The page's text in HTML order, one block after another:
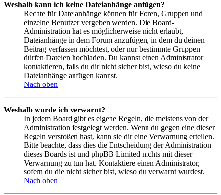
Weshalb kann ich keine Dateianhänge anfügen?
Rechte für Dateianhänge können für Foren, Gruppen und
einzelne Benutzer vergeben werden. Die Board-
Administration hat es möglicherweise nicht erlaubt,
Dateianhänge in dem Forum anzufügen, in dem du deinen
Beitrag verfassen möchtest, oder nur bestimmte Gruppen
dürfen Dateien hochladen. Du kannst einen Administrator
kontaktieren, falls du dir nicht sicher bist, wieso du keine
Dateianhänge anfügen kannst.
Nach oben
Weshalb wurde ich verwarnt?
In jedem Board gibt es eigene Regeln, die meistens von der
Administration festgelegt werden. Wenn du gegen eine dieser
Regeln verstoßen hast, kann sie dir eine Verwarnung erteilen.
Bitte beachte, dass dies die Entscheidung der Administration
dieses Boards ist und phpBB Limited nichts mit dieser
Verwarnung zu tun hat. Kontaktiere einen Administrator,
sofern du die nicht sicher bist, wieso du verwarnt wurdest.
Nach oben